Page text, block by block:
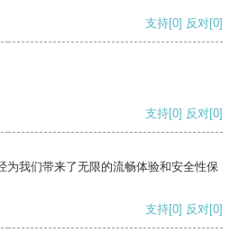
支持[0] 反对[0]
支持[0] 反对[0]
为我们带来了无限的流畅体验和安全性保
支持[0] 反对[0]